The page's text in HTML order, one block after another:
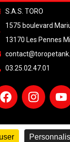
S.A.S. TORO
1575 boulevard
13170 Les Pennes
03.25.02.47.01